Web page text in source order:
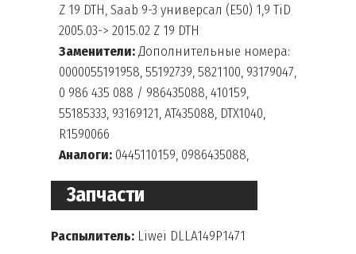
Z 19 DTH, Saab 9-3 универсал (E50) 1,9 TiD
2005.03-> 2015.02 Z 19 DTH
Заменители:Дополнительные номера:
0000055191958, 55192739, 5821100, 93179047,
0 986 435 088 / 986435088, 410159,
55185333, 93169121, AT435088, DTX1040,
R1590066
Аналоги: 0445110159, 0986435088,
Распылитель: Liwei DLLA149P1471
Запчасти